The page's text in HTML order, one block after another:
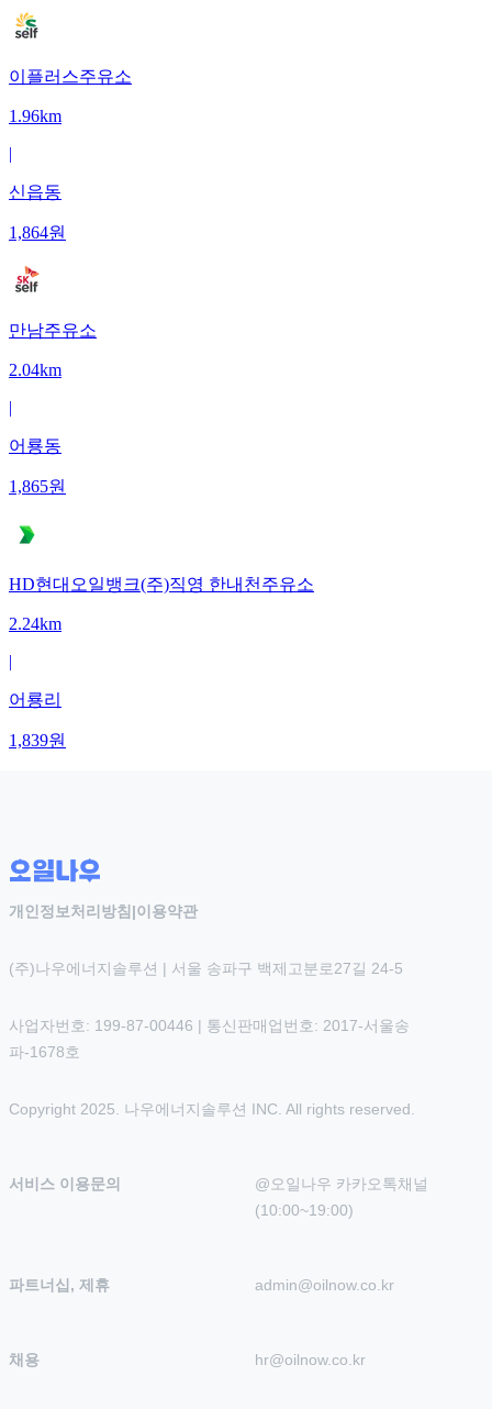
이플러스주유소
1.96km
|
신읍동
1,864원
만남주유소
2.04km
|
어룡동
1,865원
HD현대오일뱅크(주)직영 한내천주유소
2.24km
|
어룡리
1,839원
개인정보처리방침 |이용약관
(주)나우에너지솔루션 | 서울 송파구 백제고분로27길 24-5
사업자번호: 199-87-00446 | 통신판매업번호: 2017-서울송
파-1678호
Copyright 2025. 나우에너지솔루션 INC. All rights reserved.
서비스 이용문의
@오일나우 카카오톡채널
(10:00~19:00)
파트너십, 제휴 admin@oilnow.co.kr
채용 hr@oilnow.co.kr